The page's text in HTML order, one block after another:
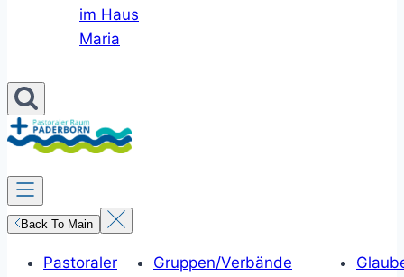
im Haus
Maria
Back To Main
Pastoraler
Gruppen/Verbände